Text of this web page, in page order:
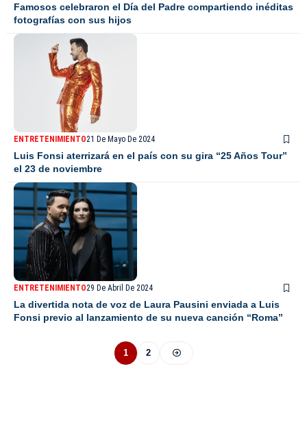
Famosos celebraron el Día del Padre compartiendo inéditas
fotografías con sus hijos
ENTRETENIMIENTO21 De Mayo De 2024
Luis Fonsi aterrizará en el país con su gira “25 Años Tour”
el 23 de noviembre
ENTRETENIMIENTO29 De Abril De 2024
La divertida nota de voz de Laura Pausini enviada a Luis
Fonsi previo al lanzamiento de su nueva canción “Roma”
1 2